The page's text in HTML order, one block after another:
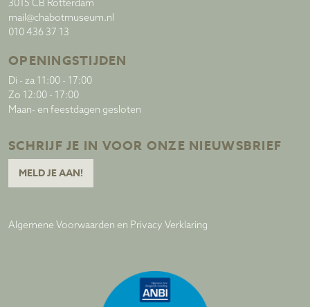
3015 CB Rotterdam
mail@chabotmuseum.nl
010 436 37 13
OPENINGSTIJDEN
Di - za 11:00 - 17:00
Zo 12:00 - 17:00
Maan- en feestdagen gesloten
SCHRIJF JE IN VOOR ONZE NIEUWSBRIEF
MELD JE AAN!
Algemene Voorwaarden en Privacy Verklaring